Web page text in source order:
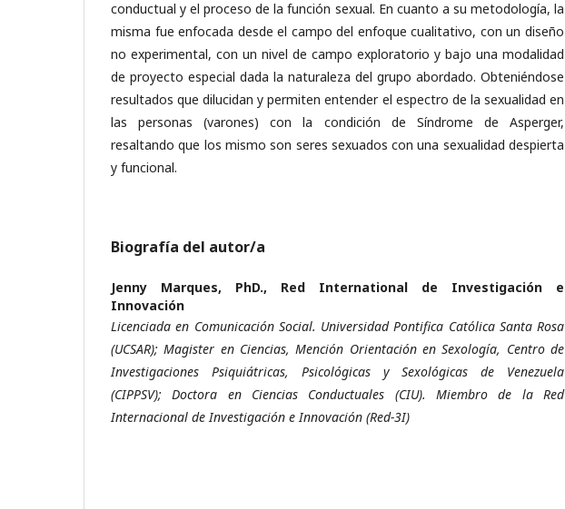
conductual y el proceso de la función sexual. En cuanto a su metodología, la
misma fue enfocada desde el campo del enfoque cualitativo, con un diseño
no experimental, con un nivel de campo exploratorio y bajo una modalidad
de proyecto especial dada la naturaleza del grupo abordado. Obteniéndose
resultados que dilucidan y permiten entender el espectro de la sexualidad en
las personas (varones) con la condición de Síndrome de Asperger,
resaltando que los mismo son seres sexuados con una sexualidad despierta
y funcional.
Biografía del autor/a
Jenny Marques, PhD., Red International de Investigación e
Innovación
Licenciada en Comunicación Social. Universidad Pontifica Católica Santa Rosa
(UCSAR); Magister en Ciencias, Mención Orientación en Sexología, Centro de
Investigaciones Psiquiátricas, Psicológicas y Sexológicas de Venezuela
(CIPPSV); Doctora en Ciencias Conductuales (CIU). Miembro de la Red
Internacional de Investigación e Innovación (Red-3I)